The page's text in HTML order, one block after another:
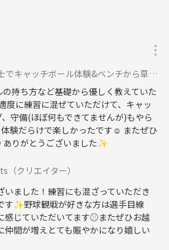
ッチボール体験&ベンチから草野球観戦してみませんか★に参加
持ち方など基礎から優しく教えていた
度に練習に混ぜていただけて、キャッ
守備(ほぼ何もできてませんが)もやら
験だらけで楽しかったです☺️ またぜひ
りがとうございました✨
（クリエイター）
いました！練習にも混ざっていただき
す✨野球観戦が好きな方は選手目線
感じていただいてます⚾️またぜひお越
仲間が増えとても賑やかになり嬉しい